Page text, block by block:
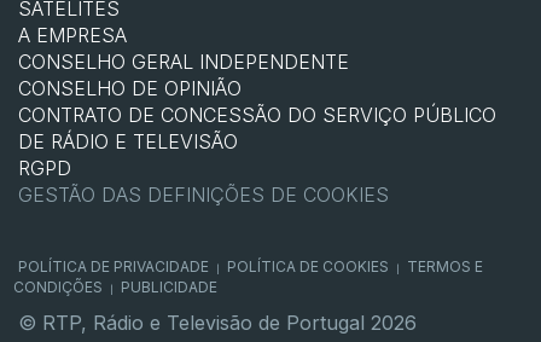
SATÉLITES
A EMPRESA
CONSELHO GERAL INDEPENDENTE
CONSELHO DE OPINIÃO
CONTRATO DE CONCESSÃO DO SERVIÇO PÚBLICO
DE RÁDIO E TELEVISÃO
RGPD
GESTÃO DAS DEFINIÇÕES DE COOKIES
POLÍTICA DE PRIVACIDADE POLÍTICA DE COOKIES
TERMOS E
CONDIÇÕES
PUBLICIDADE
© RTP, Rádio e Televisão de Portugal 2026